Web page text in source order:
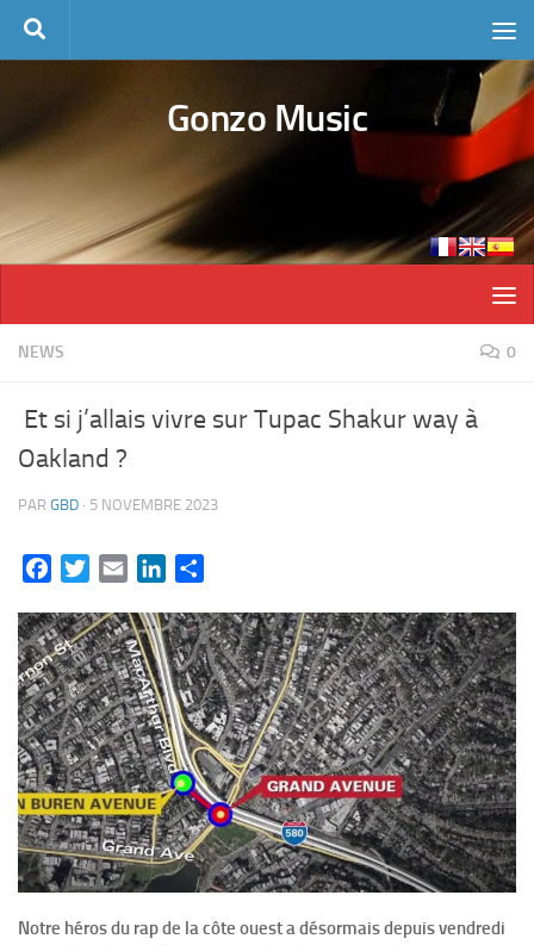
Skip to content
Gonzo Music
NEWS 0
Et si j’allais vivre sur Tupac Shakur way à
Oakland ?
PAR GBD · 5 NOVEMBRE 2023
FacebookTwitterEmail LinkedIn
Notre héros du rap de la côte ouest a désormais depuis vendredi